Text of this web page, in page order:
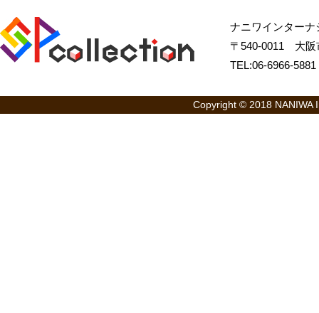
ナニワインター
〒540-0011 大阪
TEL:06-6966-
Copyright © 2018 NANIWA